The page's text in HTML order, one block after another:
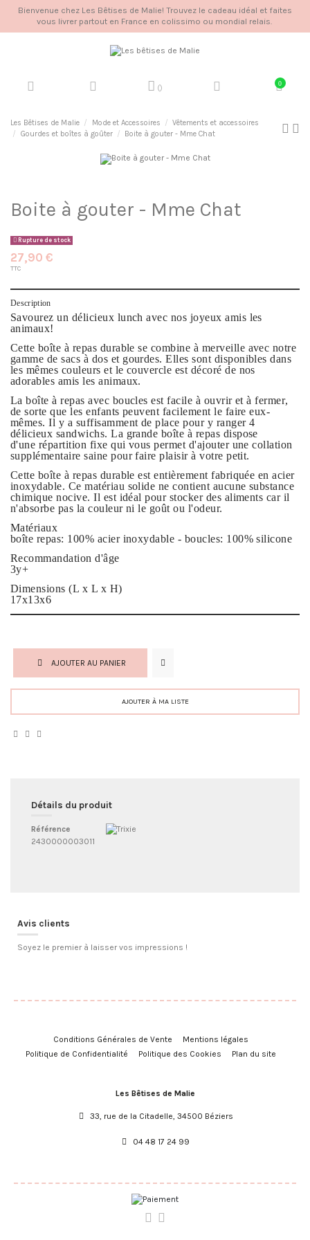
Bienvenue chez Les Bêtises de Malie! Trouvez le cadeau idéal et faites
vous livrer partout en France en colissimo ou mondial relais.
() 0
Les Bêtises de Malie Mode et Accessoires
Vêtements et accessoires
Gourdes et boîtes à goûter
Boite à gouter - Mme Chat
Boite à gouter - Mme Chat
Rupture de stock
27,90 €
TTC
Description
Savourez un délicieux lunch avec nos joyeux amis les
animaux!
Cette boîte à repas durable se combine à merveille avec notre
gamme de sacs à dos et gourdes. Elles sont disponibles dans
les mêmes couleurs et le couvercle est décoré de nos
adorables amis les animaux.
La boîte à repas avec boucles estfacile à ouvrir et à fermer,
de sorte que les enfants peuvent facilement le faire eux-
mêmes. Il y a suffisamment de place pour y ranger 4
délicieux sandwichs. La grande boîte à repas dispose
d'une répartition fixe qui vous permet d'ajouter une collation
supplémentaire saine pour faire plaisir à votre petit.
Cette boîte à repas durable est entièrement fabriquée enacier
inoxydable. Ce matériau solide ne contient aucune substance
chimique nocive. Il est idéal pour stocker des aliments car il
n'absorbe pas la couleur ni le goût ou l'odeur.
Matériaux
boîte repas: 100% acier inoxydable - boucles: 100% silicone
Recommandation d'âge
3y+
Dimensions (L x L x H)
17x13x6
AJOUTER AU PANIER
AJOUTER À MA LISTE
Détails du produit
Référence
2430000003011
Avis clients
Soyez le premier à laisser vos impressions !
Conditions Générales de Vente
Mentions légales
Politique de Confidentialité
Politique des Cookies Plan du site
Les Bêtises de Malie
33, rue de la Citadelle, 34500 Béziers
04 48 17 24 99